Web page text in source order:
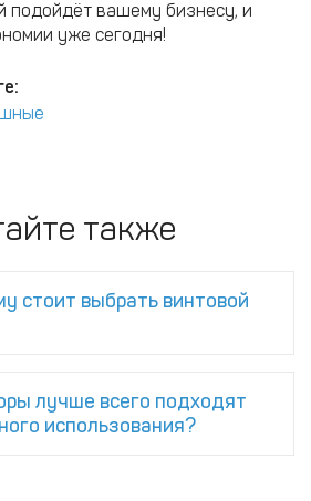
подойдёт вашему бизнесу, и
уже сегодня!
также
стоит выбрать винтовой
лучше всего подходят
использования?